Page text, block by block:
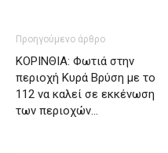
Προηγούμενο άρθρο
ΚΟΡΙΝΘΙΑ: Φωτιά στην
περιοχή Κυρά Βρύση με το
112 να καλεί σε εκκένωση
των περιοχών…